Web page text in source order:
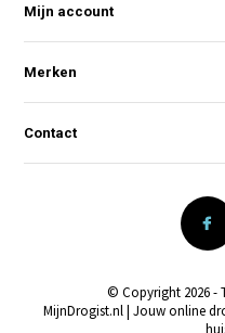
Mijn account
Merken
Contact
© Copyright 2026 -
MijnDrogist.nl | Jouw online